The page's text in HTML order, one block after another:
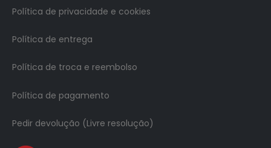
Política de privacidade e cookies
Política de entrega
Política de troca e reembolso
Política de pagamento
Pedir devolução (Livre resolução)